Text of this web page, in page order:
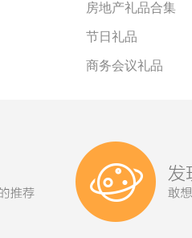
房地产礼品合集
节日礼品
商务会议礼品